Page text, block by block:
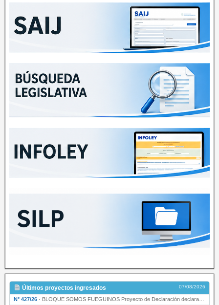
Últimos proyectos ingresados 07/08/2026
N° 427/26 · BLOQUE SOMOS FUEGUINOS Proyecto de Declaración declarando de interés provincial PRESIDENCI…